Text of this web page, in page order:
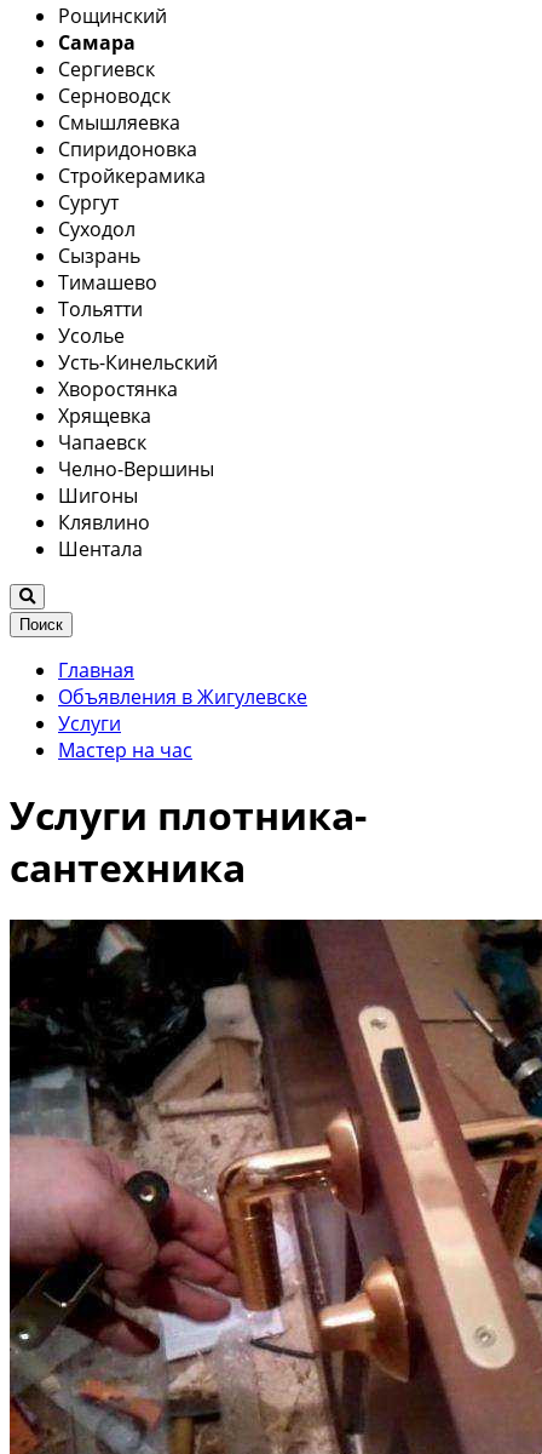
Рощинский
Самара
Сергиевск
Серноводск
Смышляевка
Спиридоновка
Стройкерамика
Сургут
Суходол
Сызрань
Тимашево
Тольятти
Усолье
Усть-Кинельский
Хворостянка
Хрящевка
Чапаевск
Челно-Вершины
Шигоны
Клявлино
Шентала
Поиск
Главная
Объявления в Жигулевске
Услуги
Мастер на час
Услуги плотника-
сантехника